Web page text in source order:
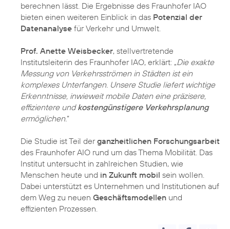
berechnen lässt. Die Ergebnisse des Fraunhofer IAO
bieten einen weiteren Einblick in das Potenzial der
Datenanalyse für Verkehr und Umwelt.
Prof. Anette Weisbecker, stellvertretende
Institutsleiterin des Fraunhofer IAO, erklärt: „Die exakte
Messung von Verkehrsströmen in Städten ist ein
komplexes Unterfangen. Unsere Studie liefert wichtige
Erkenntnisse, inwieweit mobile Daten eine präzisere,
effizientere undkostengünstigere Verkehrsplanung
ermöglichen.“
Die Studie ist Teil derganzheitlichen Forschungsarbeit
des Fraunhofer AIO rund um das Thema Mobilität. Das
Institut untersucht in zahlreichen Studien, wie
Menschen heute und in Zukunft mobil sein wollen.
Dabei unterstützt es Unternehmen und Institutionen auf
dem Weg zu neuen Geschäftsmodellen und
effizienten Prozessen.